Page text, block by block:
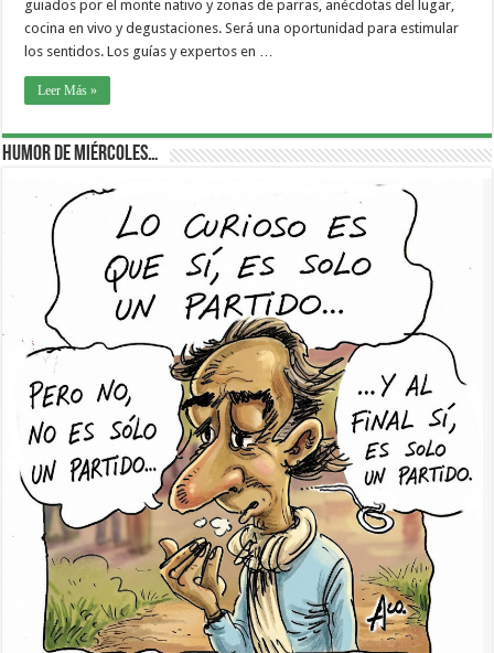
guiados por el monte nativo y zonas de parras, anécdotas del lugar,
cocina en vivo y degustaciones. Será una oportunidad para estimular
los sentidos. Los guías y expertos en …
Leer Más »
Humor de Miércoles…